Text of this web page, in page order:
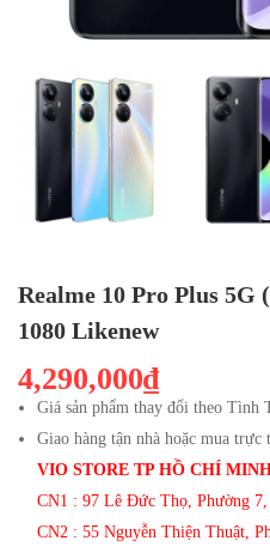
Realme 10 Pro Plus 5G
1080 Likenew
4,290,000₫
Giá sản phẩm thay đổi theo Tình
Giao hàng tận nhà hoặc mua trực
VIO STORE TP HỒ CHÍ
CN1 : 97 Lê Đức Thọ, Phường
CN2 : 55 Nguyễn Thiện Thuật,